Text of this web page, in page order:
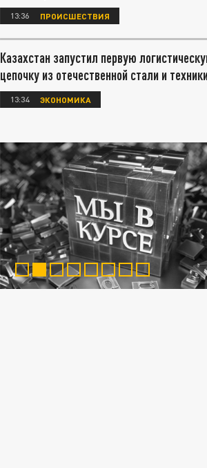
13:36 ПРОИСШЕСТВИЯ
Казахстан запустил первую
цепочку из отечественной стали и
13:34 ЭКОНОМИКА